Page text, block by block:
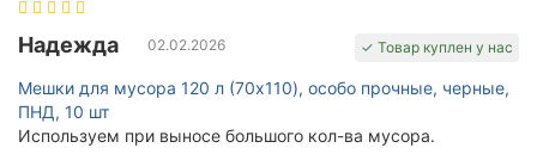
Надежда 02.02.2026 ✓ Товар куплен у нас
Мешки для мусора 120 л (70x110), особо прочные, черные,
ПНД, 10 шт
Используем при выносе большого кол-ва мусора.